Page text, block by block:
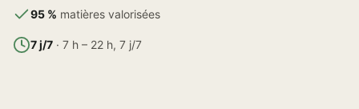
95 % matières valorisées
7 j/7 · 7 h – 22 h, 7 j/7